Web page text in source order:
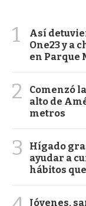
1
Así
One23 y a
en Parque
2
Comenzó
alto de
metros
3
Hígado
ayudar a
hábitos
Jóvenes,